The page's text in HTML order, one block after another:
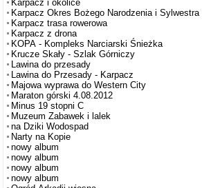
Karpacz i okolice
Karpacz Okres Bożego Narodzenia i Sylwestra
Karpacz trasa rowerowa
Karpacz z drona
KOPA - Kompleks Narciarski Śnieżka
Krucze Skały - Szlak Górniczy
Lawina do przesady
Lawina do Przesady - Karpacz
Majowa wyprawa do Western City
Maraton górski 4.08.2012
Minus 19 stopni C
Muzeum Zabawek i lalek
na Dziki Wodospad
Narty na Kopie
nowy album
nowy album
nowy album
nowy album